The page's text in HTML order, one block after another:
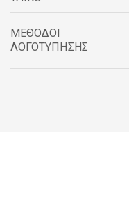
ΜΕΘΟΔΟΙ
ΛΟΓΟΤΥΠΗΣΗΣ